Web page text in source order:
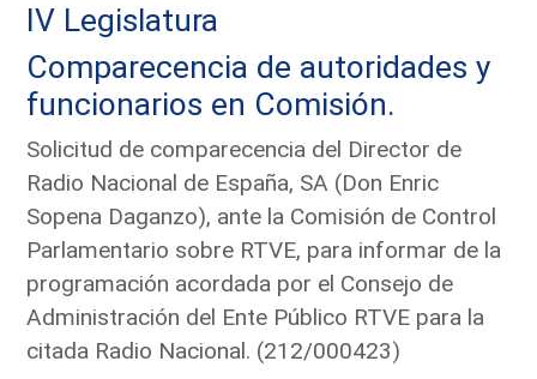
IV Legislatura
Comparecencia de autoridades y
funcionarios en Comisión.
Solicitud de comparecencia del Director de
Radio Nacional de España, SA (Don Enric
Sopena Daganzo), ante la Comisión de Control
Parlamentario sobre RTVE, para informar de la
programación acordada por el Consejo de
Administración del Ente Público RTVE para la
citada Radio Nacional. (212/000423)